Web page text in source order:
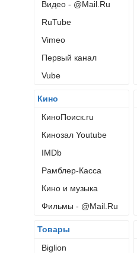
Видео - @Mail.Ru
RuTube
Vimeo
Первый канал
Vube
Кино
КиноПоиск.ru
Кинозал Youtube
IMDb
Рамблер-Касса
Кино и музыка
Фильмы - @Mail.Ru
Товары
Biglion